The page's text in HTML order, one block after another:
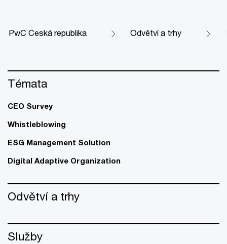
PwC Česká republika Odvětví a trhy
Témata
CEO Survey
Whistleblowing
ESG Management Solution
Digital Adaptive Organization
Odvětví a trhy
Služby